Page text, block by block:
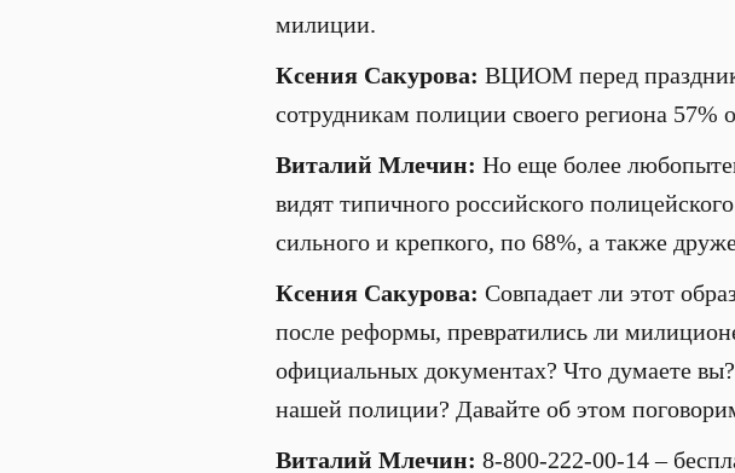
милиции.
Ксения Сакурова: ВЦИОМ перед
сотрудникам полиции своего региона
Виталий Млечин: Но еще более
видят типичного российского
сильного и крепкого, по 68%, а также
Ксения Сакурова: Совпадает ли этот
после реформы, превратились ли
официальных документах? Что думаете
нашей полиции? Давайте об этом
Виталий Млечин: 8-800-222-00-14 –